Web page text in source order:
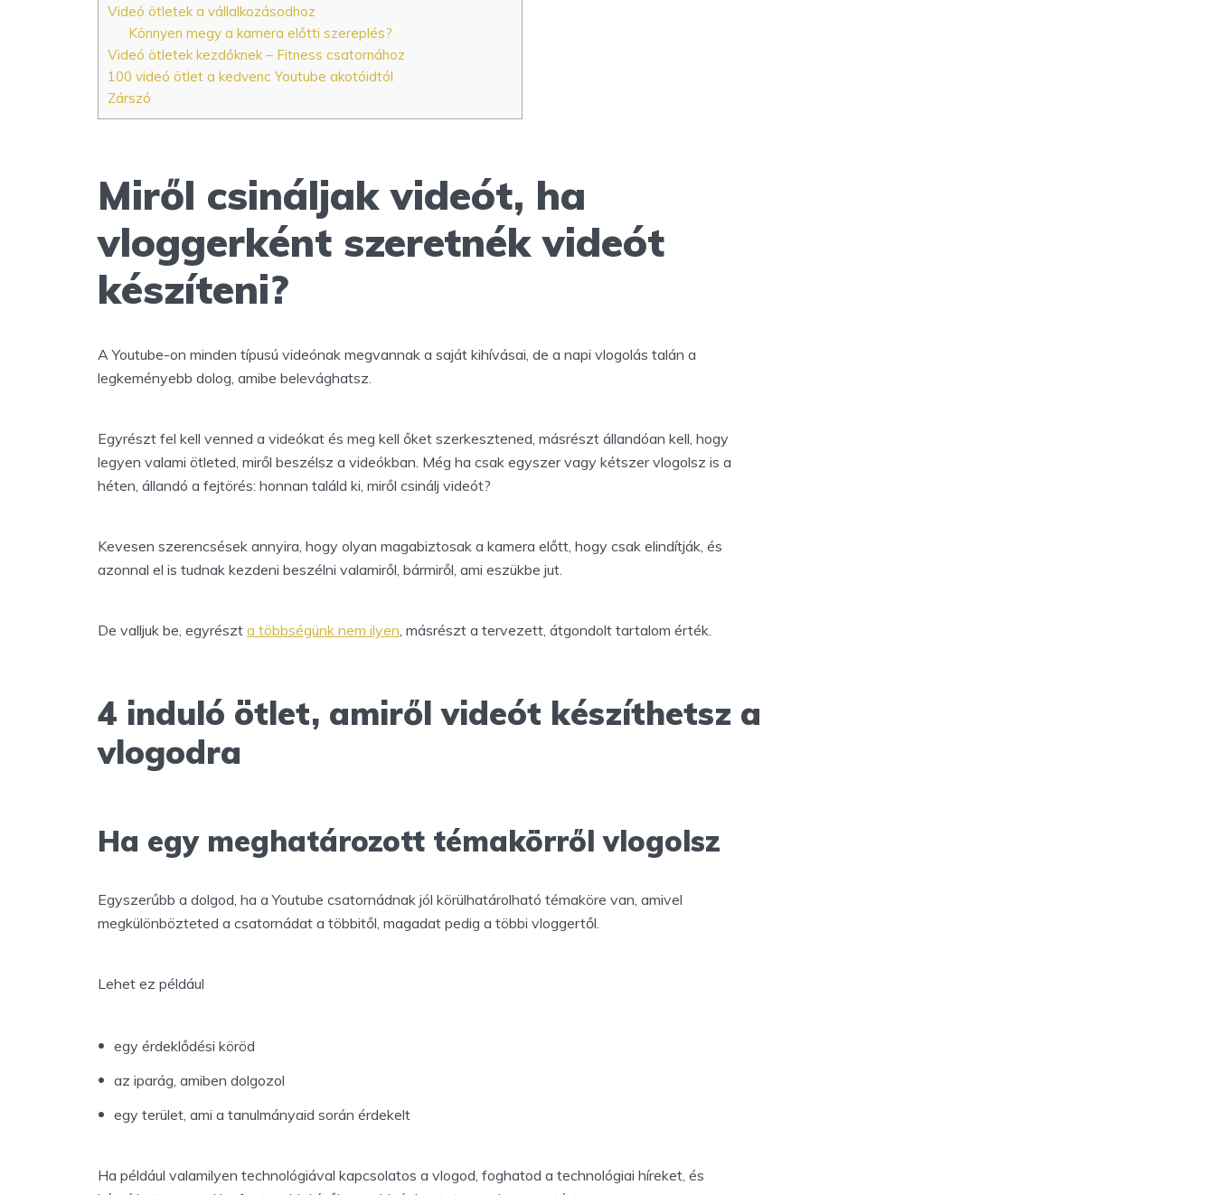
Videó ötletek a vállalkozásodhoz
Könnyen megy a kamera előtti szereplés?
Videó ötletek kezdőknek – Fitness csatornához
100 videó ötlet a kedvenc Youtube akotóidtól
Zárszó
Miről csináljak videót, ha
vloggerként szeretnék videót
készíteni?
A Youtube-on minden típusú videónak megvannak a saját kihívásai, de a napi vlogolás talán a
legkeményebb dolog, amibe belevághatsz.
Egyrészt fel kell venned a videókat és meg kell őket szerkesztened, másrészt állandóan kell, hogy
legyen valami ötleted, miről beszélsz a videókban. Még ha csak egyszer vagy kétszer vlogolsz is a
héten, állandó a fejtörés: honnan találd ki, miről csinálj videót?
Kevesen szerencsések annyira, hogy olyan magabiztosak a kamera előtt, hogy csak elindítják, és
azonnal el is tudnak kezdeni beszélni valamiről, bármiről, ami eszükbe jut.
De valljuk be, egyrészt a többségünk nem ilyen , másrészt a tervezett, átgondolt tartalom érték.
4 induló ötlet, amiről videót készíthetsz a
vlogodra
Ha egy meghatározott témakörről vlogolsz
Egyszerűbb a dolgod, ha a Youtube csatornádnak jól körülhatárolható témaköre van, amivel
megkülönbözteted a csatornádat a többitől, magadat pedig a többi vloggertől.
Lehet ez például
egy érdeklődési köröd
az iparág, amiben dolgozol
egy terület, ami a tanulmányaid során érdekelt
Ha például valamilyen technológiával kapcsolatos a vlogod, foghatod a technológiai híreket, és